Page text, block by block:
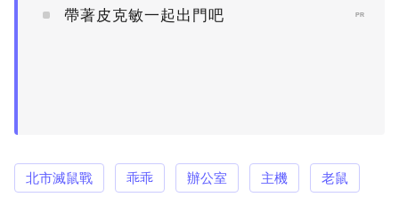
帶著皮克敏一起出門吧 PR
北市滅鼠戰 乖乖 辦公室 主機 老鼠